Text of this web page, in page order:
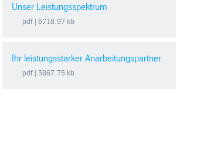
Unser Leistungsspektrum
pdf | 6718.97 kb
Ihr leistungsstarker Anarbeitungspartner
pdf | 3867.75 kb